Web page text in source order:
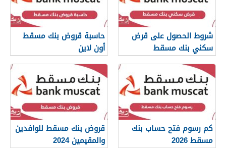
شروط الحصول على قرض
سكني بنك مسقط
حاسبة قروض بنك مسقط
أون لاين
كم رسوم فتح حساب بنك
مسقط 2026
قروض بنك مسقط للوافدين
والمقيمين 2024